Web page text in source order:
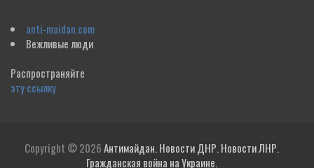
anti-maidan.com
Вежливые люди
Распространяйте
эту ссылку
Copyright © 2026Антимайдан. Новости ДНР. Новости ЛНР.
Гражданская война на Украине.